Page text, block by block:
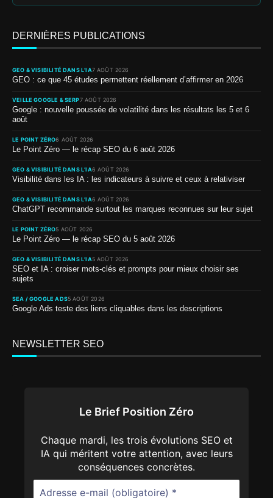
DERNIÈRES PUBLICATIONS
GEO & VISIBILITÉ DANS L’IA7 AOÛT 2026
GEO : ce que 45 études permettent réellement d’affirmer en 2026
VEILLE GOOGLE & SERP7 AOÛT 2026
Google : nouvelle poussée de volatilité dans les résultats les 5 et 6
août
LE POINT ZÉRO6 AOÛT 2026
Le Point Zéro — le récap SEO du 6 août 2026
GEO & VISIBILITÉ DANS L’IA6 AOÛT 2026
Visibilité dans les IA : les indicateurs à suivre et ceux à relativiser
GEO & VISIBILITÉ DANS L’IA6 AOÛT 2026
ChatGPT recommande surtout les marques reconnues sur leur sujet
LE POINT ZÉRO5 AOÛT 2026
Le Point Zéro — le récap SEO du 5 août 2026
GEO & VISIBILITÉ DANS L’IA5 AOÛT 2026
SEO et IA : croiser mots-clés et prompts pour mieux choisir ses
sujets
SEA / GOOGLE ADS5 AOÛT 2026
Google Ads teste des liens cliquables dans les descriptions
NEWSLETTER SEO
Le Brief Position Zéro
Chaque mardi, les trois évolutions SEO et
IA qui méritent votre attention, avec leurs
conséquences concrètes.